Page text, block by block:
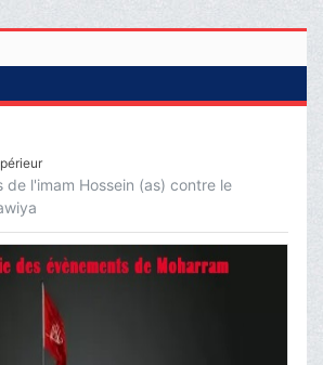
de l'imam Hossein (as) contre le